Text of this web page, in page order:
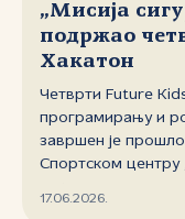
„Мисија
подржао
Хакатон
Четврти Future
програмирању и
завршен је
Спортском центру
такмичара из пет
распоређена у 78
17.06.2026.